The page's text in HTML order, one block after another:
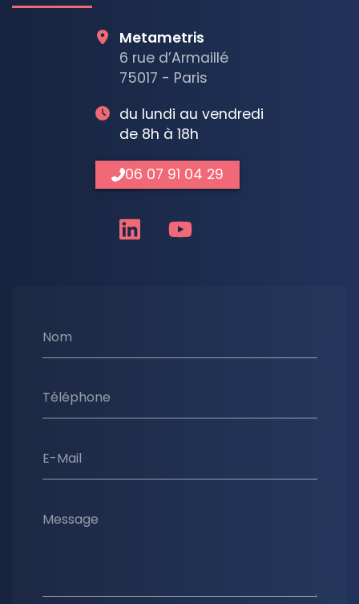
Nom
Téléphone
E-Mail
Message
Metametris
6 rue d’Armaillé
75017 - Paris
du lundi au vendredi
de 8h à 18h
06 07 91 04 29